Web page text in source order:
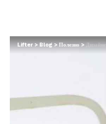
Lifter>Blog>Полезно>